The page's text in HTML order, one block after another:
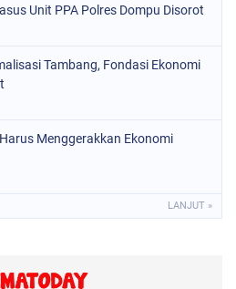
Unit PPA Polres Dompu Disorot
Tambang, Fondasi Ekonomi
Menggerakkan Ekonomi
LANJUT »